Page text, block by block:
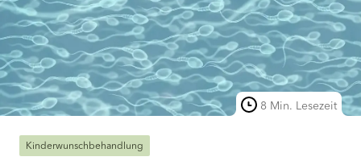
8 Min. Lesezeit
Kinderwunschbehandlung